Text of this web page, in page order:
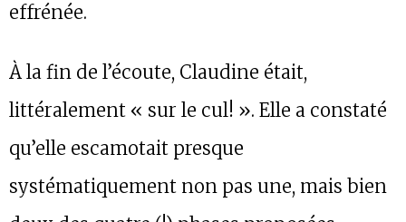
effrénée.
À la fin de l’écoute, Claudine était,
littéralement « sur le cul! ». Elle a constaté
qu’elle escamotait presque
systématiquement non pas une, mais bien